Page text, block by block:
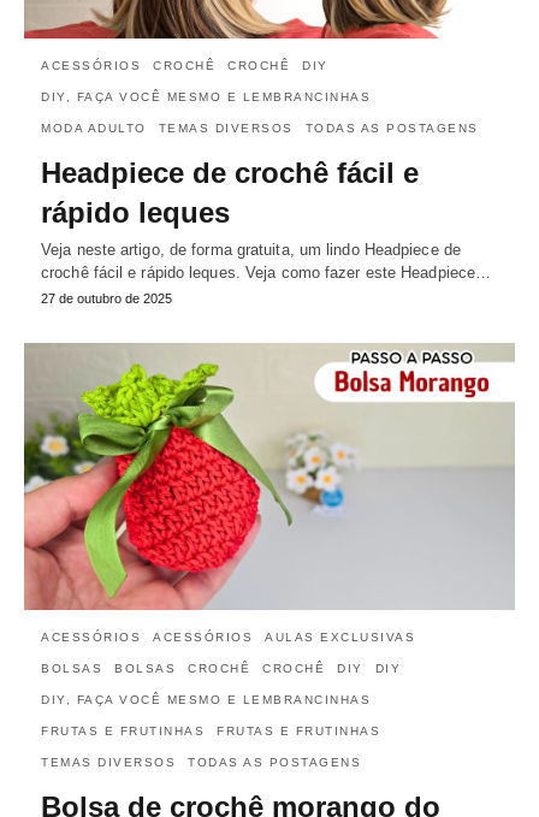
ACESSÓRIOS CROCHÊ CROCHÊ DIY
DIY, FAÇA VOCÊ MESMO E LEMBRANCINHAS
MODA ADULTO TEMAS DIVERSOS TODAS AS POSTAGENS
Headpiece de crochê fácil e
rápido leques
Veja neste artigo, de forma gratuita, um lindo Headpiece de
crochê fácil e rápido leques. Veja como fazer este Headpiece…
27 de outubro de 2025
ACESSÓRIOS ACESSÓRIOS AULAS EXCLUSIVAS
BOLSAS BOLSAS CROCHÊ CROCHÊ DIY DIY
DIY, FAÇA VOCÊ MESMO E LEMBRANCINHAS
FRUTAS E FRUTINHAS FRUTAS E FRUTINHAS
TEMAS DIVERSOS TODAS AS POSTAGENS
Bolsa de crochê morango do